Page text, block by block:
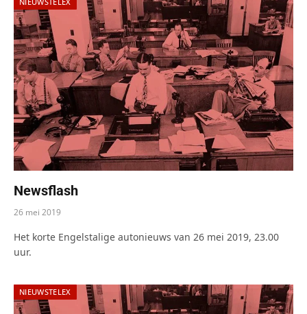
Newsflash
26 mei 2019
Het korte Engelstalige autonieuws van 26 mei 2019, 23.00
uur.
NIEUWSTELEX